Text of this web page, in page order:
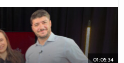
01:05:34